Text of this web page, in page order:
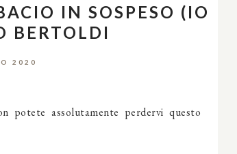
IN SOSPESO (IO
BERTOLDI
2020
assolutamente perdervi questo